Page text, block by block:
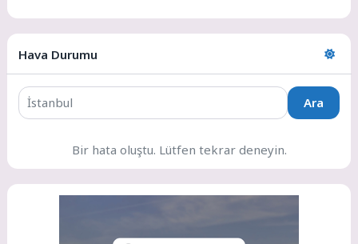
Hava Durumu
Ara
Bir hata oluştu. Lütfen tekrar deneyin.